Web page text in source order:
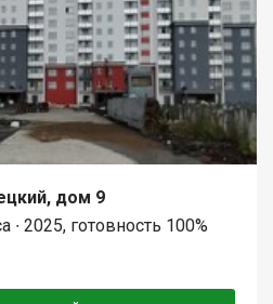
дом 9
2025, готовность 100%